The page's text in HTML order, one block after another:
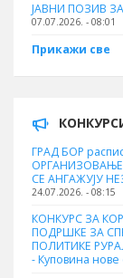
ЈАВНИ ПОЗИВ
07.07.2026. - 08:01
Прикажи све
ГРАД БОР
СЕ АНГАЖУЈУ
24.07.2026. - 08:15
КОНКУРС ЗА
ПОДРШКЕ ЗА
ПОЛИТИКЕ
- Куповина нове